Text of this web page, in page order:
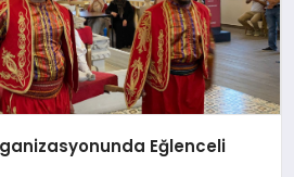
Eğlenceli